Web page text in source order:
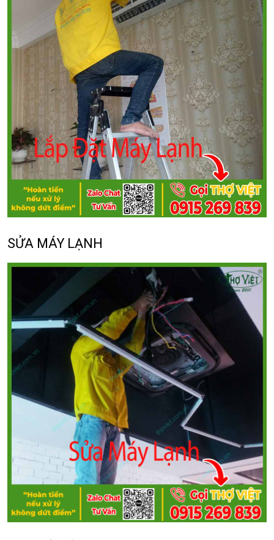
SỬA MÁY LẠNH